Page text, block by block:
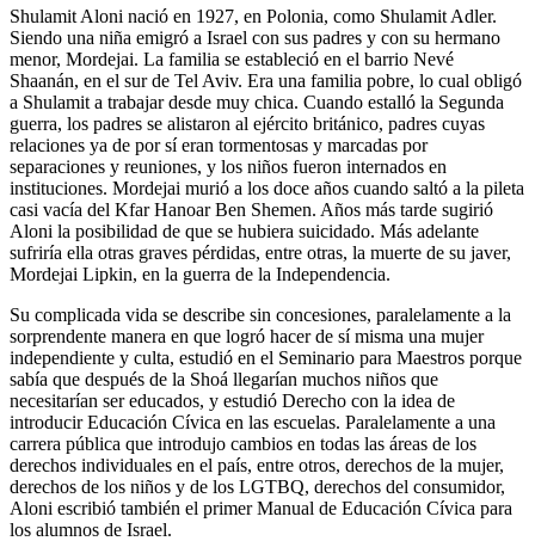
Shulamit Aloni nació en 1927, en Polonia, como Shulamit Adler.
Siendo una niña emigró a Israel con sus padres y con su hermano
menor, Mordejai. La familia se estableció en el barrio Nevé
Shaanán, en el sur de Tel Aviv. Era una familia pobre, lo cual obligó
a Shulamit a trabajar desde muy chica. Cuando estalló la Segunda
guerra, los padres se alistaron al ejército británico, padres cuyas
relaciones ya de por sí eran tormentosas y marcadas por
separaciones y reuniones, y los niños fueron internados en
instituciones. Mordejai murió a los doce años cuando saltó a la pileta
casi vacía del Kfar Hanoar Ben Shemen. Años más tarde sugirió
Aloni la posibilidad de que se hubiera suicidado. Más adelante
sufriría ella otras graves pérdidas, entre otras, la muerte de su javer,
Mordejai Lipkin, en la guerra de la Independencia.
Su complicada vida se describe sin concesiones, paralelamente a la
sorprendente manera en que logró hacer de sí misma una mujer
independiente y culta, estudió en el Seminario para Maestros porque
sabía que después de la Shoá llegarían muchos niños que
necesitarían ser educados, y estudió Derecho con la idea de
introducir Educación Cívica en las escuelas. Paralelamente a una
carrera pública que introdujo cambios en todas las áreas de los
derechos individuales en el país, entre otros, derechos de la mujer,
derechos de los niños y de los LGTBQ, derechos del consumidor,
Aloni escribió también el primer Manual de Educación Cívica para
los alumnos de Israel.